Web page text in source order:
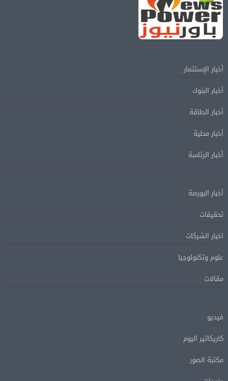
أخبار الإستثمار
أخبار البنوك
أخبار الطاقة
أخبار محلية
أخبار الرئاسة
أخبار البورصة
تحقيقات
اخبار الشركات
علوم وتكنولوجيا
مقالات
فيديو
كاريكاتير اليوم
مكتبة الصور